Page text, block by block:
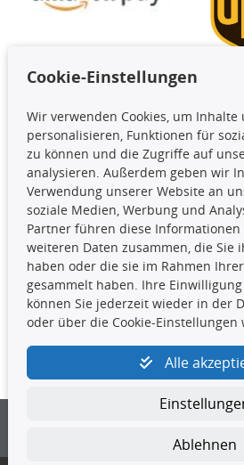
Die hier
insbesondere
dürfen nicht
unterlassen, die Daten oder die
vorherige Zustimmung TecDocs zu
verbreiten und/oder diese
zu lassen. Ein Zuwiderhandeln stellt
Urheberrechtsverletzung dar und
Kontakt
4yourcar GmbH | Avidesweg 1 |
Cookie-Einstellungen
Wir verwenden Cookies, um Inhalte
personalisieren, Funktionen für
zu können und die Zugriffe auf
analysieren. Außerdem geben wir
Verwendung unserer Website an
soziale Medien, Werbung und
Partner führen diese
weiteren Daten zusammen, die Sie
haben oder die sie im Rahmen
gesammelt haben. Ihre
können Sie jederzeit wieder in der
oder über die Cookie-Einstellungen
Alle
Ablehnen